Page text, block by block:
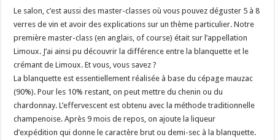
Le salon, c’est aussi des master-classes où vous pouvez déguster 5 à 8
verres de vin et avoir des explications sur un thème particulier. Notre
première master-class (en anglais, of course) était sur l’appellation
Limoux. J’ai ainsi pu découvrir la différence entre la blanquette et le
crémant de Limoux. Et vous, vous savez ?
La blanquette est essentiellement réalisée à base du cépage mauzac
(90%). Pour les 10% restant, on peut mettre du chenin ou du
chardonnay. L’effervescent est obtenu avec la méthode traditionnelle
champenoise. Après 9 mois de repos, on ajoute la liqueur
d’expédition qui donne le caractère brut ou demi-sec à la blanquette.